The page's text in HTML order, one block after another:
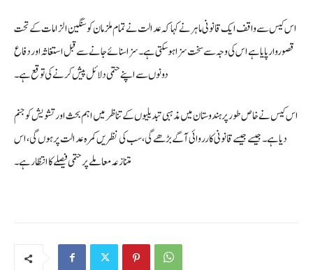
اس کیس سے واقف ایک قانونی ماہر نے کہا کہ عدالت نے تمام ملزمان کو سنگین الزامات کے تحت
قصوروار پایا ہے اس کی وجہ سے سخت سزا ہو سکتی ہے۔ سزا سنائے جانے سے قبل استغاثہ اور دفاع
دونوں سے اپنے حتمی دلائل پیش کرنے کی توقع ہے۔
اس کیس نے خاص طور پر ہندوستان میں مذہبی تبدیلیوں کے تناظر میں اہم بحث اور تشویش کو جنم
دیا ہے۔ جیسے جیسے قانونی کارروائی آگے بڑھے گی، سب کی نظریں کمرہ عدالت پر ہوں گی، اس
متنازعہ معاملے پر حتمی فیصلے کا انتظار ہے۔